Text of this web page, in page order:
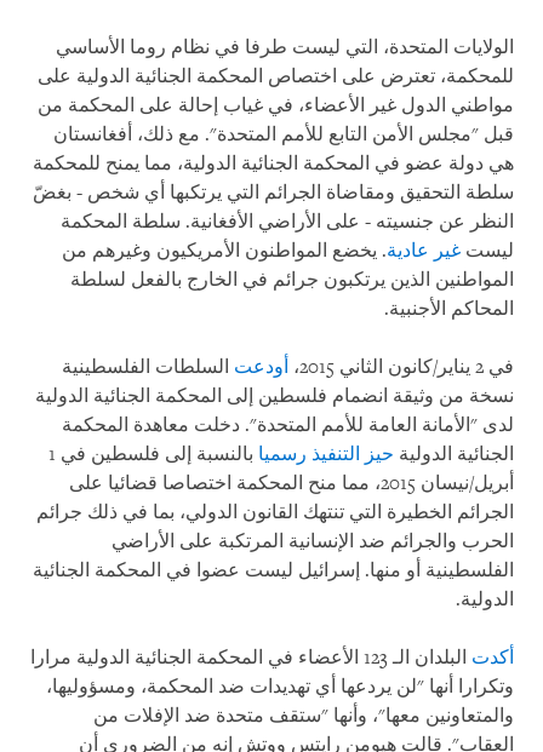
الولايات المتحدة، التي ليست طرفا في نظام روما الأساسي
للمحكمة، تعترض على اختصاص المحكمة الجنائية الدولية على
مواطني الدول غير الأعضاء، في غياب إحالة على المحكمة من
قبل "مجلس الأمن التابع للأمم المتحدة". مع ذلك، أفغانستان
هي دولة عضو في المحكمة الجنائية الدولية، مما يمنح للمحكمة
سلطة التحقيق ومقاضاة الجرائم التي يرتكبها أي شخص - بغضّ
النظر عن جنسيته - على الأراضي الأفغانية. سلطة المحكمة
ليست غير عادية. يخضع المواطنون الأمريكيون وغيرهم من
المواطنين الذين يرتكبون جرائم في الخارج بالفعل لسلطة
المحاكم الأجنبية.
في 2 يناير/كانون الثاني 2015، أودعت السلطات الفلسطينية
نسخة من وثيقة انضمام فلسطين إلى المحكمة الجنائية الدولية
لدى "الأمانة العامة للأمم المتحدة". دخلت معاهدة المحكمة
الجنائية الدولية حيز التنفيذ رسميا
بالنسبة إلى فلسطين في 1
أبريل/نيسان 2015، مما منح المحكمة اختصاصا قضائيا على
الجرائم الخطيرة التي تنتهك القانون الدولي، بما في ذلك جرائم
الحرب والجرائم ضد الإنسانية المرتكبة على الأراضي
الفلسطينية أو منها. إسرائيل ليست عضوا في المحكمة الجنائية
الدولية.
أكدت
البلدان الـ 123 الأعضاء في المحكمة الجنائية الدولية مرارا
وتكرارا أنها "لن يردعها أي تهديدات ضد المحكمة، ومسؤوليها،
والمتعاونين معها"، وأنها "ستقف متحدة ضد الإفلات من
العقاب". قالت هيومن رايتس ووتش إنه من الضروري أن